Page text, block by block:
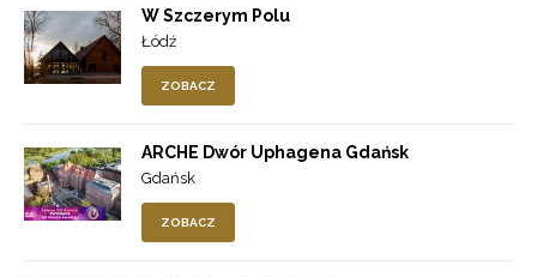
W Szczerym Polu
Łódź
ZOBACZ
ARCHE Dwór Uphagena Gdańsk
Gdańsk
ZOBACZ